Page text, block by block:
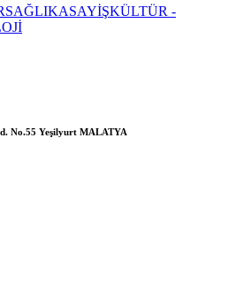
SAĞLIKASAYİŞKÜLTÜR -
No.55 Yeşilyurt MALATYA